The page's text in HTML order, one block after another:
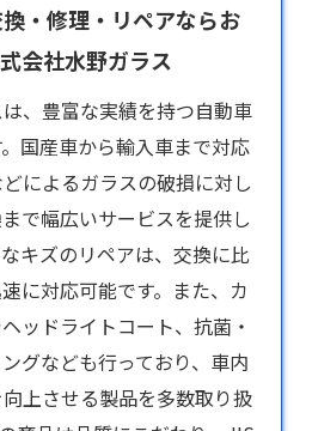
・修理・リペアならお
会社水野ガラス
、豊富な実績を持つ自動車
国産車から輸入車まで対応
によるガラスの破損に対し
で幅広いサービスを提供し
キズのリペアは、交換に比
に対応可能です。また、カ
ッドライトコート、抗菌・
グなども行っており、車内
上させる製品を多数取り扱